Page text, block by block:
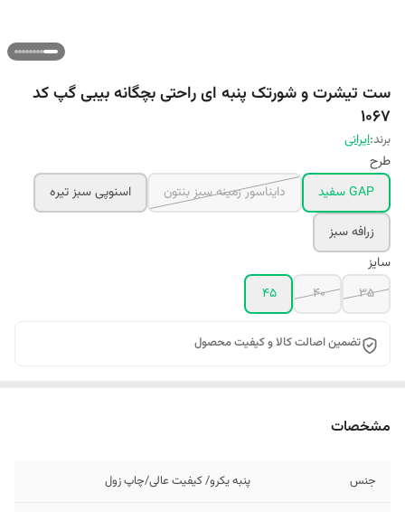
ست تیشرت و شورتک پنبه ای راحتی بچگانه بیبی گپ کد
1067
برند:ایرانی
طرح
GAP سفید
دایناسور زمینه سبز بنتون
اسنوپی سبز تیره
زرافه سبز
سایز
35
40
45
تضمین اصالت کالا و کیفیت محصول
مشخصات
جنس پنبه یکرو/ کیفیت عالی/چاپ زول